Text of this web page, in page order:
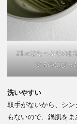
21㎝はたっぷりのお
でるのにぴっ
洗いやすい
取手がないから、シ
もないので、鍋肌を